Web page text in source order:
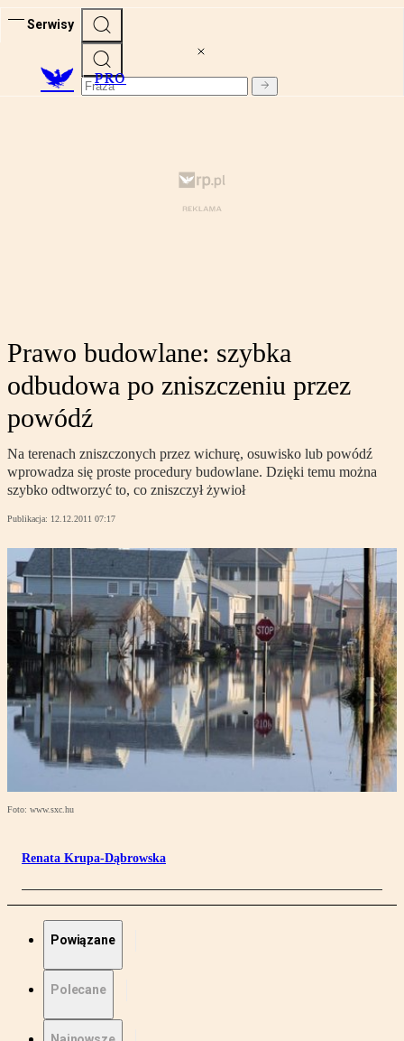
Serwisy
PRO
Prawo budowlane: szybka
odbudowa po zniszczeniu przez
powódź
Na terenach zniszczonych przez wichurę, osuwisko lub powódź
wprowadza się proste procedury budowlane. Dzięki temu można
szybko odtworzyć to, co zniszczył żywioł
Publikacja: 12.12.2011 07:17
Foto: www.sxc.hu
Renata Krupa-Dąbrowska
Powiązane
Polecane